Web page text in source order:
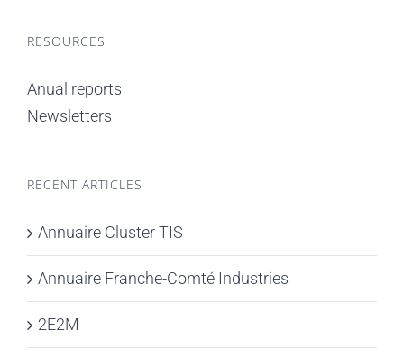
RESOURCES
Anual reports
Newsletters
RECENT ARTICLES
Annuaire Cluster TIS
Annuaire Franche-Comté Industries
2E2M